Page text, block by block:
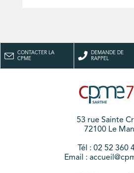
CONTACTER LA
CPME
DEMANDE DE
RAPPEL
53 rue Sainte
72100 Le
Tél : 02 52 360
Email :